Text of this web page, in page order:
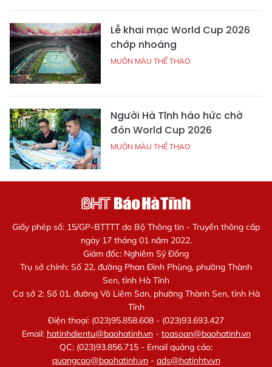
Lễ khai mạc World Cup 2026
chớp nhoáng
MUÔN MÀU THỂ THAO
Người Hà Tĩnh háo hức chờ
đón World Cup 2026
MUÔN MÀU THỂ THAO
Giấy phép số: 15/GP-BTTTT do Bộ Thông tin - Truyền thông cấp
ngày 17 tháng 01 năm 2022.
Giám đốc: Nghiêm Sỹ Đống
Trụ sở chính: Số 22, đường Phan Đình Phùng, phường Thành
Sen, tỉnh Hà Tĩnh
Cơ sở 2: Số 01, đường Võ Liêm Sơn, phường Thành Sen, tỉnh Hà
Tĩnh
Điện thoại: (023)95.858.608 - (023)93.693.427
Email: hatinhdientu@baohatinh.vn- toasoan@baohatinh.vn
QC: (023)93.856.715 - Email quảng cáo:
quangcao@baohatinh.vn- ads@hatinhtv.vn